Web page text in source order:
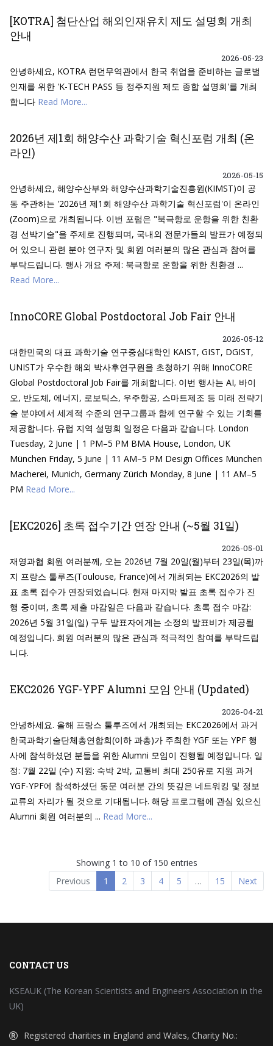
[KOTRA] 첨단산업 해외인재유치 제도 설명회 개최
안내
2026-05-23
안녕하세요, KOTRA 런던무역관에서 한국 취업을 준비하는 글로벌
인재를 위한 'K-TECH PASS 등 정주지원 제도 종합 설명회'를 개최
합니다 Read More...
2026년 제1회 해양수산 과학기술 혁신포럼 개최 (온
라인)
2026-05-15
안녕하세요, 해양수산부와 해양수산과학기술진흥원(KIMST)이 공
동 주관하는 '2026년 제1회 해양수산 과학기술 혁신포럼'이 온라인
(Zoom)으로 개최됩니다. 이번 포럼은 "북극항로 운항을 위한 친환
경 선박기술"을 주제로 진행되며, 국내외 전문가들의 발표가 예정되
어 있으니 관련 분야 연구자 및 회원 여러분의 많은 관심과 참여를
부탁드립니다. 행사 개요 주제: 북극항로 운항을 위한 친환경 ...
Read More...
InnoCORE Global Postdoctoral Job Fair 안내
2026-05-12
대한민국의 대표 과학기술 연구중심대학인 KAIST, GIST, DGIST,
UNIST가 우수한 해외 박사후연구원을 초청하기 위해 InnoCORE
Global Postdoctoral Job Fair를 개최합니다. 이번 행사는 AI, 바이
오, 반도체, 에너지, 로보틱스, 우주항공, 스마트제조 등 미래 전략기
술 분야에서 세계적 수준의 연구그룹과 함께 연구할 수 있는 기회를
제공합니다. 유럽 지역 설명회 일정은 다음과 같습니다. London
Tuesday, 2 June | 1 PM–5 PM BMA House, London, UK
München Friday, 5 June | 11 AM–5 PM Design Offices München
Macherei, Munich, Germany Zürich Monday, 8 June | 11 AM–5
PM Read More...
[EKC2026] 초록 접수기간 연장 안내 (~5월 31일)
2026-05-01
재영과협 회원 여러분께, 오는 2026년 7월 20일(월)부터 23일(목)까
지 프랑스 툴루즈(Toulouse, France)에서 개최되는 EKC2026의 발
표 초록 접수가 연장되었습니다. 현재 마지막 발표 초록 접수가 진
행 중이며, 초록 제출 마감일은 다음과 같습니다. 초록 접수 마감:
2026년 5월 31일(일) 구두 발표자에게는 소정의 발표비가 제공될
예정입니다. 회원 여러분의 많은 관심과 적극적인 참여를 부탁드립
니다.
EKC2026 YGF-YPF Alumni 모임 안내 (Updated)
2026-04-21
안녕하세요. 올해 프랑스 툴루즈에서 개최되는 EKC2026에서 과거
한국과학기술단체총연합회(이하 과총)가 주최한 YGF 또는 YPF 행
사에 참석하셨던 분들을 위한 Alumni 모임이 진행될 예정입니다. 일
정: 7월 22일 (수) 지원: 숙박 2박, 교통비 최대 250유로 지원 과거
YGF-YPF에 참석하셨던 동문 여러분 간의 뜻깊은 네트워킹 및 정보
교류의 자리가 될 것으로 기대됩니다. 해당 프로그램에 관심 있으신
Alumni 회원 여러분의 ... Read More...
Showing 1 to 10 of 150 entries
Previous
1 2 3 4 5 … 15 Next
CONTACT US
KSEAUK (The Korean Scientists and Engineers Association in the
UK)
Registered charities in England and Wales, Charity No.: